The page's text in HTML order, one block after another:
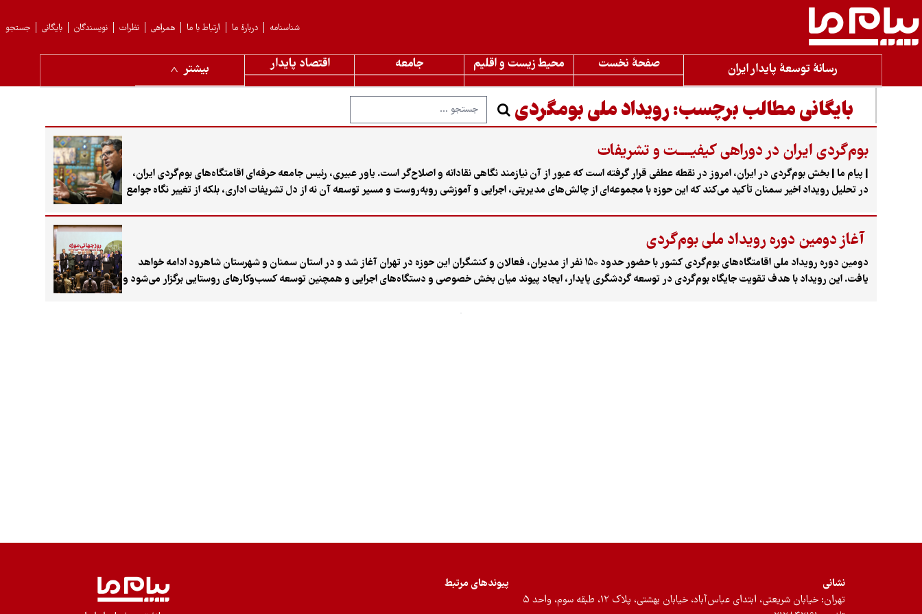
جستجو بایگانی نویسندگان نظرات همراهی ارتباط با ما دربارهٔ ما شناسنامه
رسانۀ توسعۀ پایدار ایران صفحۀ نخست محیط زیست و اقلیم جامعه اقتصاد پایدار بیشتر
بایگانی مطالب برچسب:رویداد ملی بومگردی
بوم‌گردی ایران در دوراهی کیفیــــت و تشریفات
| پیام ما | بخش بوم‌گردی در ایران، امروز در نقطه عطفی قرار گرفته است که عبور از آن نیازمند نگاهی نقادانه و اصلاح‌گر است. یاور عبیری، رئیس جامعه حرفه‌ای اقامتگاه‌های بوم‌گردی ایران،
در تحلیل رویداد اخیر سمنان تأکید می‌کند که این حوزه با مجموعه‌ای از چالش‌های مدیریتی، اجرایی و آموزشی روبه‌روست و مسیر توسعه آن نه از دل تشریفات اداری، بلکه از تغییر نگاه جوامع
آغاز دومین دوره رویداد ملی بوم‌گردی
دومین دوره رویداد ملی اقامتگاه‌های بوم‌گردی کشور با حضور حدود ۱۵۰ نفر از مدیران، فعالان و کنشگران این حوزه در تهران آغاز شد و در استان سمنان و شهرستان شاهرود ادامه خواهد
یافت. این رویداد با هدف تقویت جایگاه بوم‌گردی در توسعه گردشگری پایدار، ایجاد پیوند میان بخش خصوصی و دستگاه‌های اجرایی و همچنین توسعه کسب‌وکارهای روستایی برگزار می‌شود و
نشانی
تهران: خیابان شریعتی، ابتدای عباس‌آباد، خیابان بهشتی، پلاک ۱۲، طبقه سوم، واحد ۵
پیوندهای مرتبط